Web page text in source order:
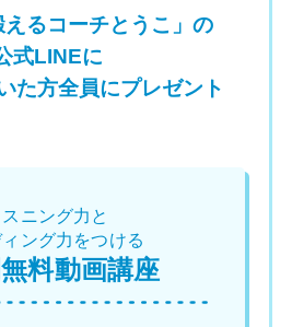
えるコーチとうこ」の
式LINEに
た方全員にプレゼント
スニング力と
ィング力をつける
料動画講座